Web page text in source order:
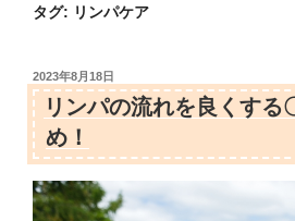
タグ: リンパケア
投
稿
日:
2023年8月18日
リンパの流れを良くする
め！